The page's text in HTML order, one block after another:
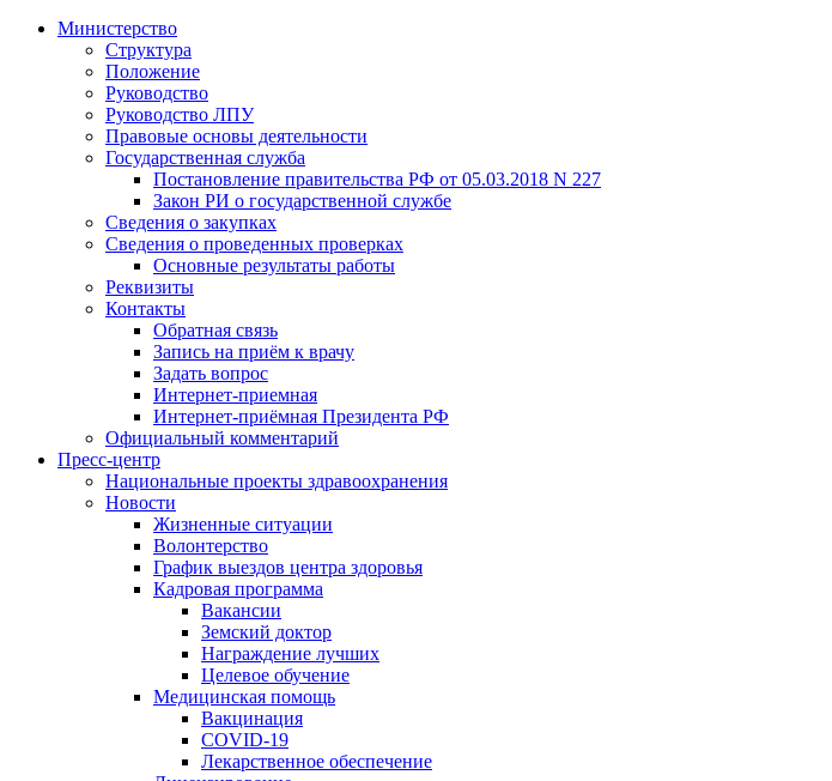
Министерство
Структура
Положение
Руководство
Руководство ЛПУ
Правовые основы деятельности
Государственная служба
Постановление правительства РФ от 05.03.2018 N 227
Закон РИ о государственной службе
Сведения о закупках
Сведения о проведенных проверках
Основные результаты работы
Реквизиты
Контакты
Обратная связь
Запись на приём к врачу
Задать вопрос
Интернет-приемная
Интернет-приёмная Президента РФ
Официальный комментарий
Пресс-центр
Национальные проекты здравоохранения
Новости
Жизненные ситуации
Волонтерство
График выездов центра здоровья
Кадровая программа
Вакансии
Земский доктор
Награждение лучших
Целевое обучение
Медицинская помощь
Вакцинация
COVID-19
Лекарственное обеспечение